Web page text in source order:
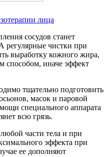
лица
сосудов станет
регулярные чистки при
выработку кожного жира,
способом, иначе эффект
тщательно подготовить
масок и паровой
специального аппарата
всю грязь.
части тела и при
эффекта при
ее дополняют